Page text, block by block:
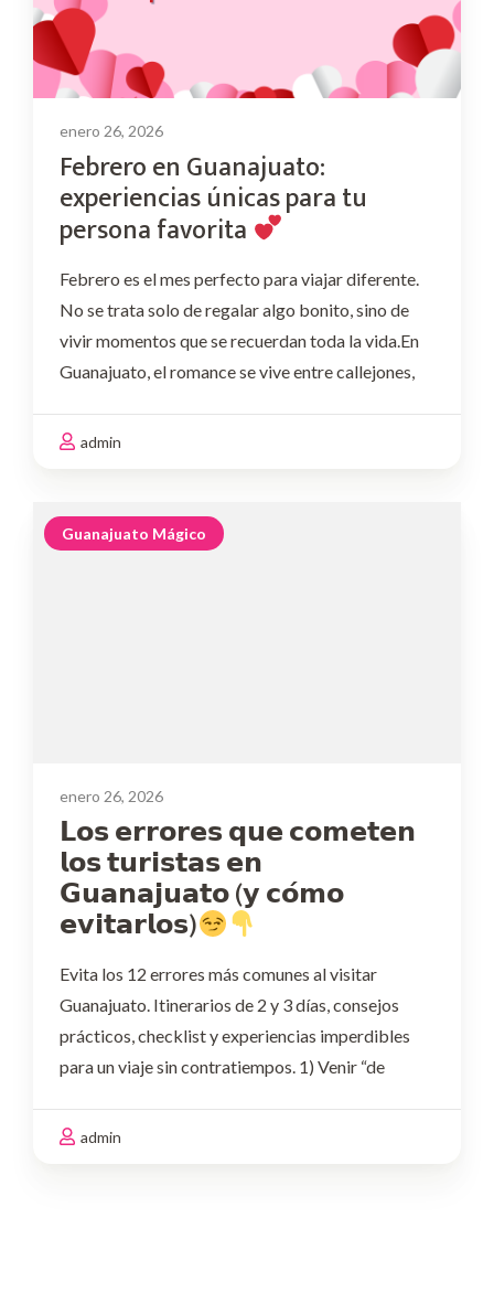
enero 26, 2026
Febrero en Guanajuato:
experiencias únicas para tu
persona favorita
Febrero es el mes perfecto para viajar diferente.
No se trata solo de regalar algo bonito, sino de
vivir momentos que se recuerdan toda la vida.En
Guanajuato, el romance se vive entre callejones,
intención. Si este mes quieres …
admin
Guanajuato Mágico
enero 26, 2026
𝗟𝗼𝘀 𝗲𝗿𝗿𝗼𝗿𝗲𝘀 𝗾𝘂𝗲 𝗰𝗼𝗺𝗲𝘁𝗲𝗻
𝗹𝗼𝘀 𝘁𝘂𝗿𝗶𝘀𝘁𝗮𝘀 𝗲𝗻
𝗚𝘂𝗮𝗻𝗮𝗷𝘂𝗮𝘁𝗼 (𝘆 𝗰𝗼́𝗺𝗼
𝗲𝘃𝗶𝘁𝗮𝗿𝗹𝗼𝘀)
Evita los 12 errores más comunes al visitar
Guanajuato. Itinerarios de 2 y 3 días, consejos
prácticos, checklist y experiencias imperdibles
para un viaje sin contratiempos. 1) Venir “de
plazas, museos, miradores y experiencias
admin